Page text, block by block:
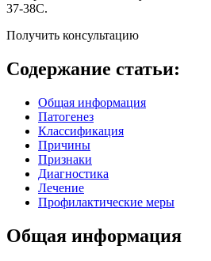
37-38С.
Получить консультацию
Содержание статьи:
Общая информация
Патогенез
Классификация
Причины
Признаки
Диагностика
Лечение
Профилактические меры
Общая информация